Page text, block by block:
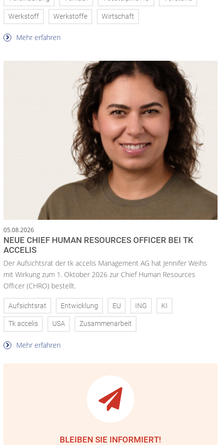
Werkstoff Werkstoffe Wirtschaft
Mehr erfahren
05.08.2026
NEUE CHIEF HUMAN RESOURCES OFFICER BEI TK
ACCELIS
Der Aufsichtsrat der tk accelis Management AG hat Jennifer Weihs
mit Wirkung zum 1. Oktober 2026 zur Chief Human Resources
Officer (CHRO) bestellt.
Aufsichtsrat Entwicklung EU ING KI
Tk accelis USA Zusammenarbeit
Mehr erfahren
BLEIBEN SIE INFORMIERT!